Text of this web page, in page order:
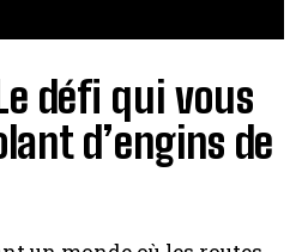
défi qui vous
d’engins de